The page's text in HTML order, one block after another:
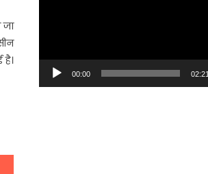
है।
00:00 02:21